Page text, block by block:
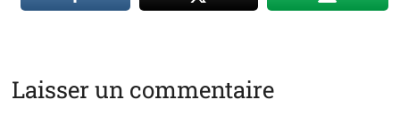
Laisser un commentaire